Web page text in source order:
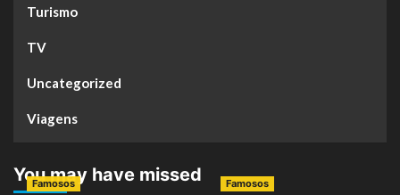
Turismo
TV
Uncategorized
Viagens
You may have missed
Famosos Famosos